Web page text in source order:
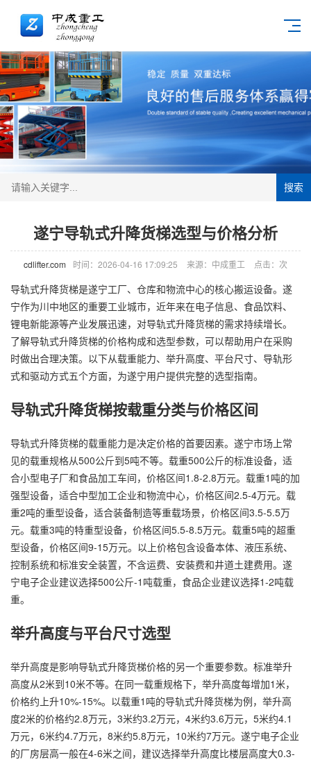
搜索
遂宁导轨式升降货梯选型与价格分析
cdlifter.com 时间：2026-04-16 17:09:25 来源：中成重工 点击： 次
导轨式升降货梯是遂宁工厂、仓库和物流中心的核心搬运设备。遂
宁作为川中地区的重要工业城市，近年来在电子信息、食品饮料、
锂电新能源等产业发展迅速，对导轨式升降货梯的需求持续增长。
了解导轨式升降货梯的价格构成和选型参数，可以帮助用户在采购
时做出合理决策。以下从载重能力、举升高度、平台尺寸、导轨形
式和驱动方式五个方面，为遂宁用户提供完整的选型指南。
导轨式升降货梯按载重分类与价格区间
导轨式升降货梯的载重能力是决定价格的首要因素。遂宁市场上常
见的载重规格从500公斤到5吨不等。载重500公斤的标准设备，适
合小型电子厂和食品加工车间，价格区间1.8-2.8万元。载重1吨的加
强型设备，适合中型加工企业和物流中心，价格区间2.5-4万元。载
重2吨的重型设备，适合装备制造等重载场景，价格区间3.5-5.5万
元。载重3吨的特重型设备，价格区间5.5-8.5万元。载重5吨的超重
型设备，价格区间9-15万元。以上价格包含设备本体、液压系统、
控制系统和标准安全装置，不含运费、安装费和井道土建费用。遂
宁电子企业建议选择500公斤-1吨载重，食品企业建议选择1-2吨载
重。
举升高度与平台尺寸选型
举升高度是影响导轨式升降货梯价格的另一个重要参数。标准举升
高度从2米到10米不等。在同一载重规格下，举升高度每增加1米，
价格约上升10%-15%。以载重1吨的导轨式升降货梯为例，举升高
度2米的价格约2.8万元，3米约3.2万元，4米约3.6万元，5米约4.1
万元，6米约4.7万元，8米约5.8万元，10米约7万元。遂宁电子企业
的厂房层高一般在4-6米之间，建议选择举升高度比楼层高度大0.3-